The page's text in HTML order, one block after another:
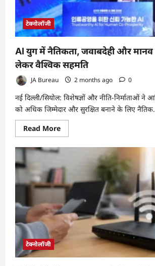
का
असली
पावरहाउस?
जानिए
2026
टॉप
5
मॉडल
टेक्नोलॉजी
AI युग में नैतिकता, जवाबदेही और मानव
लेकर वैश्विक सहमति
JA Bureau 2 months ago 0
नई दिल्ली/सियोल: विशेषज्ञों और नीति-निर्माताओं ने
को अधिक जिम्मेदार और सुरक्षित बनाने के लिए
Read MoreRead
more
AI
नैतिकता,
जवाबदेही
और
मानव
नियंत्रण
को
लेकर
वैश्विक
सहमति
टेक्नोलॉजी